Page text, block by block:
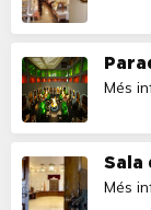
Més
Sala
Més